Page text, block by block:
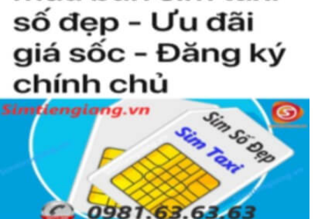
người khác cũng sẽ biết được vị trí của bạn trong xã hội là như thế
nào rồi?